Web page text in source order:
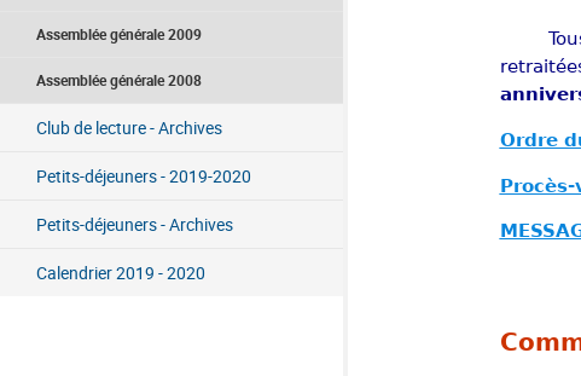
Assemblée générale 2009
Assemblée générale 2008
Club de lecture - Archives
Petits-déjeuners - 2019-2020
Petits-déjeuners - Archives
Calendrier 2019 - 2020
Ordre